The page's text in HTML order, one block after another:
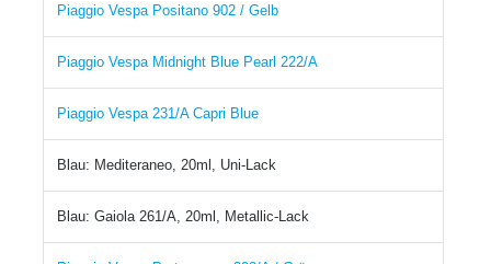
Piaggio Vespa Positano 902 / Gelb
Piaggio Vespa Midnight Blue Pearl 222/A
Piaggio Vespa 231/A Capri Blue
Blau: Mediteraneo, 20ml, Uni-Lack
Blau: Gaiola 261/A, 20ml, Metallic-Lack